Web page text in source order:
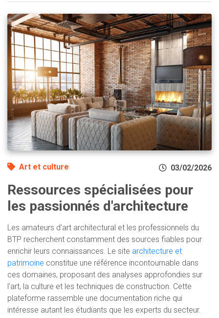
Art et culture 03/02/2026
Ressources spécialisées pour
les passionnés d'architecture
Les amateurs d'art architectural et les professionnels du
BTP recherchent constamment des sources fiables pour
enrichir leurs connaissances. Le site architecture et
patrimoine constitue une référence incontournable dans
ces domaines, proposant des analyses approfondies sur
l'art, la culture et les techniques de construction. Cette
plateforme rassemble une documentation riche qui
intéresse autant les étudiants que les experts du secteur.